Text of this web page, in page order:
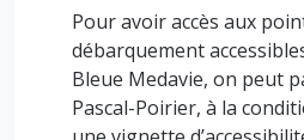
Pour avoir accès aux
débarquement
Bleue Medavie, on peut
Pascal-Poirier, à la